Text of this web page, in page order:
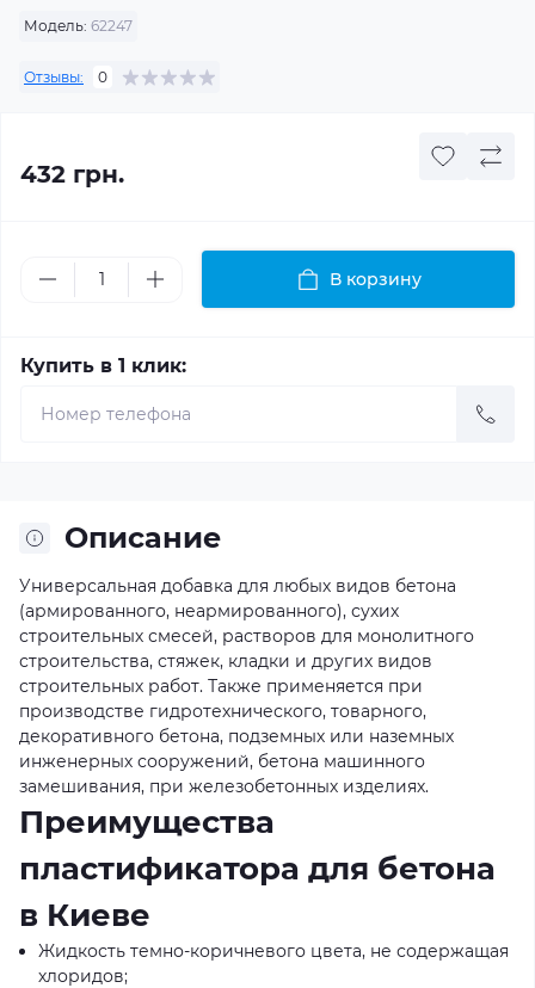
Модель: 62247
Отзывы: 0
432 грн.
В корзину
Купить в 1 клик:
Описание
Универсальная добавка для любых видов бетона
(армированного, неармированного), сухих
строительных смесей, растворов для монолитного
строительства, стяжек, кладки и других видов
строительных работ. Также применяется при
производстве гидротехнического, товарного,
декоративного бетона, подземных или наземных
инженерных сооружений, бетона машинного
замешивания, при железобетонных изделиях.
Преимущества
пластификатора для бетона
в Киеве
Жидкость темно-коричневого цвета, не содержащая
хлоридов;